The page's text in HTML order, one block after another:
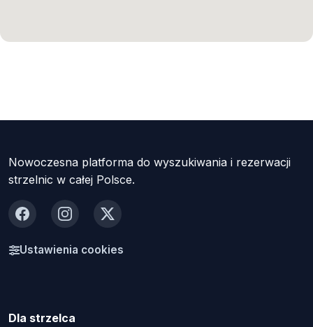
Nowoczesna platforma do wyszukiwania i rezerwacji
strzelnic w całej Polsce.
FacebookInstagram
X
Ustawienia cookies
Dla strzelca